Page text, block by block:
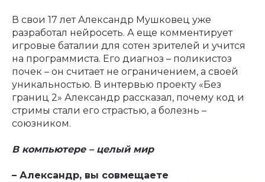
В свои 17 лет Александр Мушковец уже
разработал нейросеть. А еще комментирует
игровые баталии для сотен зрителей и учится
на программиста. Его диагноз – поликистоз
почек – он считает не ограничением, а своей
уникальностью. В интервью проекту «Без
границ 2» Александр рассказал, почему код и
стримы стали его страстью, а болезнь –
союзником.
В компьютере – целый мир
– Александр, вы совмещаете